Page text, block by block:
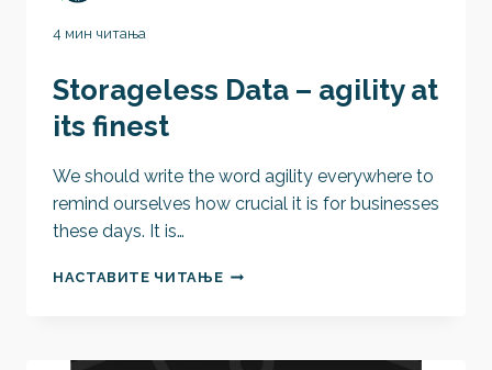
4 мин читања
Storageless Data – agility at
its finest
We should write the word agility everywhere to
remind ourselves how crucial it is for businesses
these days. It is…
НАСТАВИТЕ ЧИТАЊЕSTORAGELESS
AT